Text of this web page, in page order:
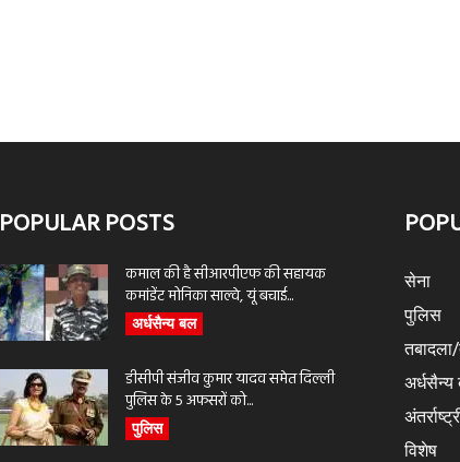
POPULAR POSTS
कमाल की है सीआरपीएफ की सहायक
कमांडेंट मोनिका साल्वे, यूं बचाई...
अर्धसैन्य बल
डीसीपी संजीव कुमार यादव समेत दिल्ली
पुलिस के 5 अफसरों को...
पुलिस
सेना
पुलिस
विशेष